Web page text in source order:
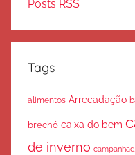
Posts RSS
Tags
alimentos Arrecadação
brechó caixa do bem
de inverno